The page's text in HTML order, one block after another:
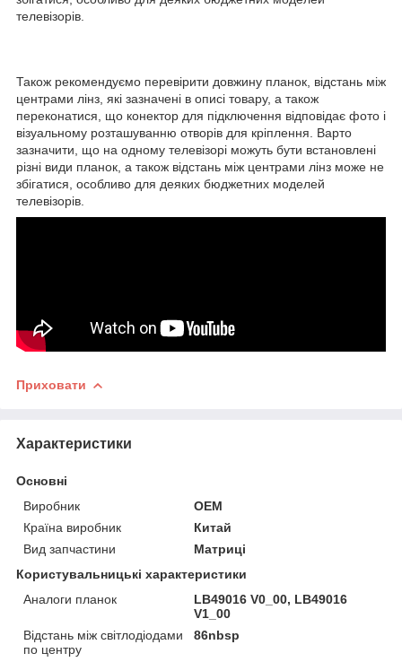
телевізорів.
Також рекомендуємо перевірити довжину планок, відстань між
центрами лінз, які зазначені в описі товару, а також
переконатися, що конектор для підключення відповідає фото і
візуальному розташуванню отворів для кріплення. Варто
зазначити, що на одному телевізорі можуть бути встановлені
різні види планок, а також відстань між центрами лінз може не
збігатися, особливо для деяких бюджетних моделей
телевізорів.
Приховати
Характеристики
Основні
Виробник
OEM
Країна виробник
Китай
Вид запчастини
Матриці
Користувальницькі характеристики
Аналоги планок
LB49016 V0_00, LB49016
V1_00
Відстань між світлодіодами
по центру
86nbsp